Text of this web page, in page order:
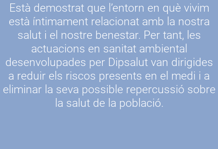
Està demostrat que l’entorn en què vivim
està íntimament relacionat amb la nostra
salut i el nostre benestar. Per tant, les
actuacions en sanitat ambiental
desenvolupades per Dipsalut van dirigides
a reduir els riscos presents en el medi i a
eliminar la seva possible repercussió sobre
la salut de la població.